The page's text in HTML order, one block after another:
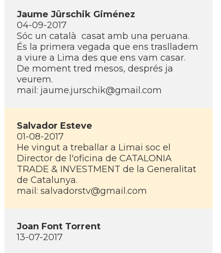
Jaume Jürschik Giménez
04-09-2017
Sóc un català casat amb una peruana.
És la primera vegada que ens traslladem
a viure a Lima des que ens vam casar.
De moment tred mesos, després ja
veurem.
mail: jaume.jurschik@gmail.com
Salvador Esteve
01-08-2017
He vingut a treballar a Limai soc el
Director de l'oficina de CATALONIA
TRADE & INVESTMENT de la Generalitat
de Catalunya.
mail: salvadorstv@gmail.com
Joan Font Torrent
13-07-2017